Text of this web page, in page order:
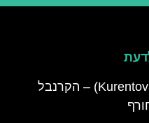
פסטיבל קורנטובאניה (Kurentovanje) – הקרנבל